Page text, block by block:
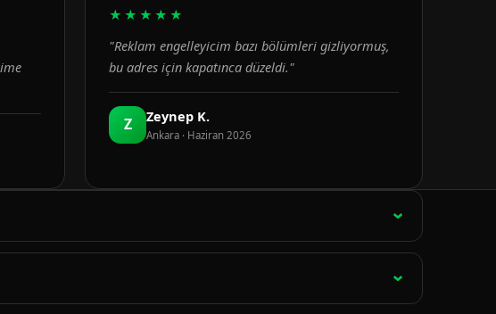
★★★★★
"Reklam engelleyicim bazı bölümleri gizliyormuş,
bu adres için kapatınca düzeldi."
Z Zeynep K.
Ankara · Haziran 2026
yayınlanır. Bağlantı 15 dakikada bir otomatik olarak